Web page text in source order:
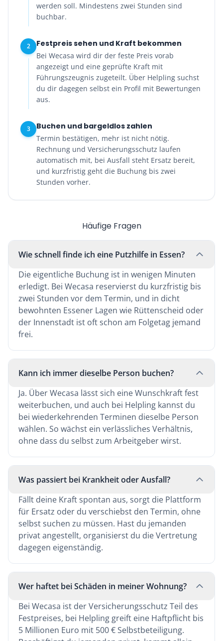
werden soll. Mindestens zwei Stunden sind
buchbar.
2 Festpreis sehen und Kraft bekommen
Bei Wecasa wird dir der feste Preis vorab
angezeigt und eine geprüfte Kraft mit
Führungszeugnis zugeteilt. Über Helpling suchst
du dir dagegen selbst ein Profil mit Bewertungen
aus.
3 Buchen und bargeldlos zahlen
Termin bestätigen, mehr ist nicht nötig.
Rechnung und Versicherungsschutz laufen
automatisch mit, bei Ausfall steht Ersatz bereit,
und kurzfristig geht die Buchung bis zwei
Stunden vorher.
Häufige Fragen
Wie schnell finde ich eine Putzhilfe in Essen?
Die eigentliche Buchung ist in wenigen Minuten
erledigt. Bei Wecasa reservierst du kurzfristig bis
zwei Stunden vor dem Termin, und in dicht
bewohnten Essener Lagen wie Rüttenscheid oder
der Innenstadt ist oft schon am Folgetag jemand
frei.
Kann ich immer dieselbe Person buchen?
Ja. Über Wecasa lässt sich eine Wunschkraft fest
weiterbuchen, und auch bei Helpling kannst du
bei wiederkehrenden Terminen dieselbe Person
wählen. So wächst ein verlässliches Verhältnis,
ohne dass du selbst zum Arbeitgeber wirst.
Was passiert bei Krankheit oder Ausfall?
Fällt deine Kraft spontan aus, sorgt die Plattform
für Ersatz oder du verschiebst den Termin, ohne
selbst suchen zu müssen. Hast du jemanden
privat angestellt, organisierst du die Vertretung
dagegen eigenständig.
Wer haftet bei Schäden in meiner Wohnung?
Bei Wecasa ist der Versicherungsschutz Teil des
Festpreises, bei Helpling greift eine Haftpflicht bis
5 Millionen Euro mit 500 € Selbstbeteiligung.